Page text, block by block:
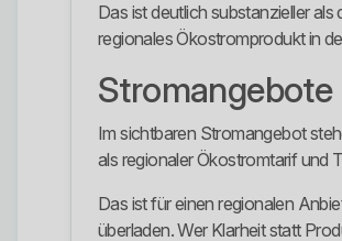
Das ist deutlich substanzieller
regionales Ökostromprodukt in
Stromangebote
Im sichtbaren Stromangebot
als regionaler Ökostromtarif und
Das ist für einen regionalen
überladen. Wer Klarheit statt